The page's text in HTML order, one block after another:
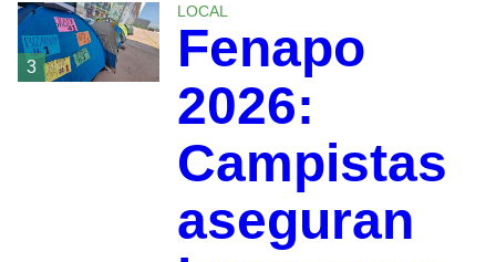
3
LOCAL
Fenapo
2026:
Campistas
aseguran